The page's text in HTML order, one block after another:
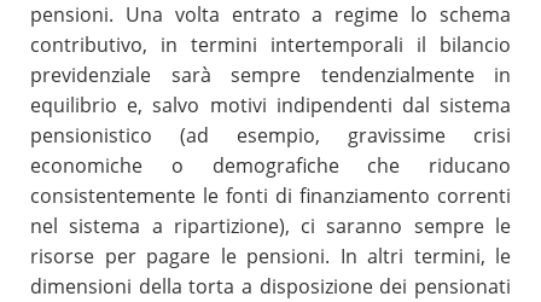
pensioni. Una volta entrato a regime lo schema
contributivo, in termini intertemporali il bilancio
previdenziale sarà sempre tendenzialmente in
equilibrio e, salvo motivi indipendenti dal sistema
pensionistico (ad esempio, gravissime crisi
economiche o demografiche che riducano
consistentemente le fonti di finanziamento correnti
nel sistema a ripartizione), ci saranno sempre le
risorse per pagare le pensioni. In altri termini, le
dimensioni della torta a disposizione dei pensionati